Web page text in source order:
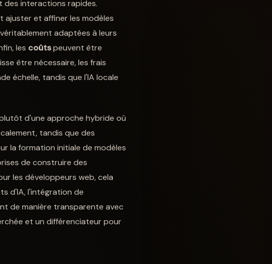
des interactions rapides.
ajuster et affiner les modèles
adaptées à leurs
les coûtspeuvent être
être nécessaire, les frais
échelle, tandis que l'IA locale
d'une approche hybride où
tandis que des
la formation initiale de modèles
de construire des
les développeurs web, cela
d'IA, l'intégration de
de manière transparente avec
et un différenciateur pour